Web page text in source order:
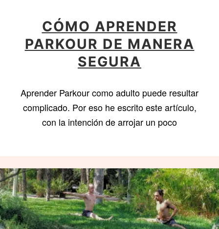
CÓMO APRENDER
PARKOUR DE MANERA
SEGURA
Aprender Parkour como adulto puede resultar
complicado. Por eso he escrito este artículo,
con la intención de arrojar un poco